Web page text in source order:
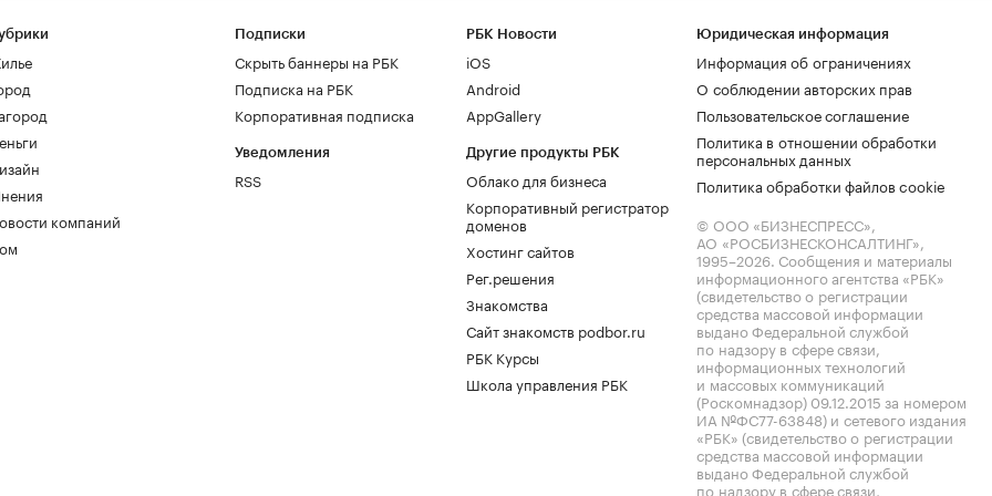
компаний
Подписки
Скрыть баннеры на РБК
Подписка на РБК
Корпоративная подписка
Уведомления
RSS
РБК Новости
iOS
Android
AppGallery
Другие продукты РБК
Облако для бизнеса
Корпоративный регистратор
доменов
Хостинг сайтов
Рег.решения
Знакомства
Сайт знакомств podbor.ru
РБК Курсы
Школа управления РБК
Юридическая информация
Информация об ограничениях
О соблюдении авторских прав
Пользовательское соглашение
Политика в отношении обработки
персональных данных
Политика обработки файлов cookie
© ООО «БИЗНЕСПРЕСС»,
АО «РОСБИЗНЕСКОНСАЛТИНГ»,
1995–2026. Сообщения и материалы
информационного агентства «РБК»
(свидетельство о регистрации
средства массовой информации
выдано Федеральной службой
по надзору в сфере связи,
информационных технологий
и массовых коммуникаций
(Роскомнадзор) 09.12.2015 за номером
ИА №ФС77-63848) и сетевого издания
«РБК» (свидетельство о регистрации
средства массовой информации
выдано Федеральной службой
по надзору в сфере связи,